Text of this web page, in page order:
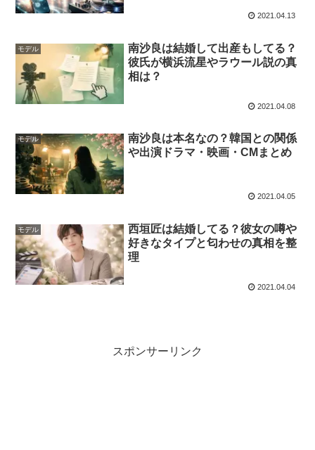
2021.04.13
モデル
南沙良は結婚して出産もしてる？
彼氏が横浜流星やラウール説の真
相は？
2021.04.08
モデル
南沙良は本名なの？韓国との関係
や出演ドラマ・映画・CMまとめ
2021.04.05
モデル
西垣匠は結婚してる？彼女の噂や
好きなタイプと匂わせの真相を整
理
2021.04.04
スポンサーリンク